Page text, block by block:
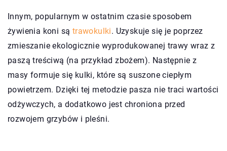
Innym, popularnym w ostatnim czasie sposobem
żywienia koni są trawokulki. Uzyskuje się je poprzez
zmieszanie ekologicznie wyprodukowanej trawy wraz z
paszą treściwą (na przykład zbożem). Następnie z
masy formuje się kulki, które są suszone ciepłym
powietrzem. Dzięki tej metodzie pasza nie traci wartości
odżywczych, a dodatkowo jest chroniona przed
rozwojem grzybów i pleśni.